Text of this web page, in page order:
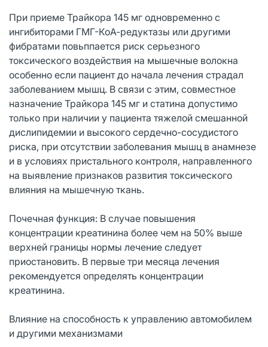
При приеме Трайкора 145 мг одновременно с
ингибиторами ГМГ-КоА-редуктазы или другими
фибратами повьппается риск серьезного
токсического воздействия на мышечные волокна
особенно если пациент до начала лечения страдал
заболеванием мышц. В связи с этим, совместное
назначение Трайкора 145 мг и статина допустимо
только при наличии у пациента тяжелой смешанной
дислипидемии и высокого сердечно-сосудистого
риска, при отсутствии заболевания мышц в анамнезе
и в условиях пристального контроля, направленного
на выявление признаков развития токсического
влияния на мышечную ткань.
Почечная функция: В случае повышения
концентрации креатинина более чем на 50% выше
верхней границы нормы лечение следует
приостановить. В первые три месяца лечения
рекомендуется определять концентрации
креатинина.
Влияние на способность к управлению автомобилем
и другими механизмами